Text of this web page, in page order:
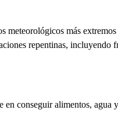
meteorológicos más
repentinas, incluyendo
en conseguir alimentos, agua